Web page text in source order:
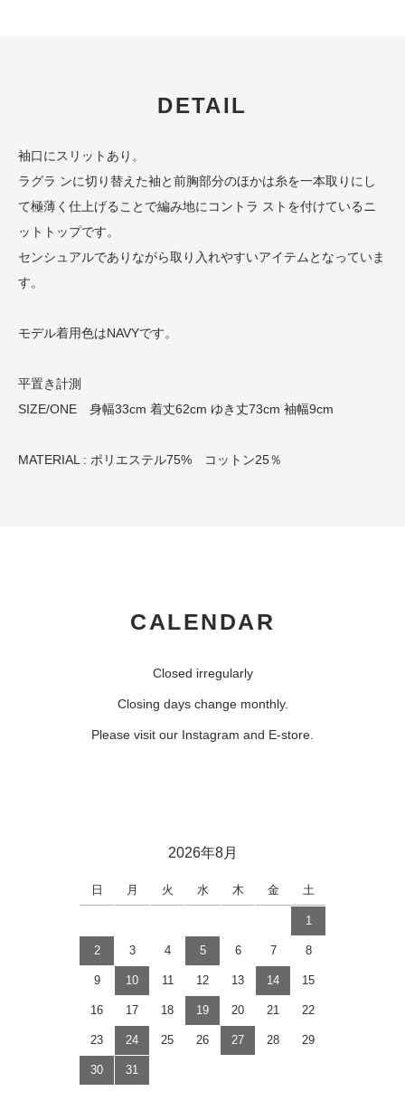
DETAIL
袖口にスリットあり。
ラグラ ンに切り替えた袖と前胸部分のほかは糸を一本取りにし
て極薄く仕上げることで編み地にコントラ ストを付けているニ
ットトップです。
センシュアルでありながら取り入れやすいアイテムとなっていま
す。
モデル着用色はNAVYです。
平置き計測
SIZE/ONE 身幅33cm 着丈62cm ゆき丈73cm 袖幅9cm
MATERIAL : ポリエステル75% コットン25％
CALENDAR
Closed irregularly
Closing days change monthly.
Please visit our Instagram and E-store.
2026年8月
日 月 火 水 木 金 土
1
2 3 4 5 6 7 8
9 10 11 12 13 14 15
16 17 18 19 20 21 22
23 24 25 26 27 28 29
30 31